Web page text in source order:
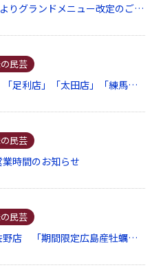
和食『濱町』12/26よりグランドメニュー改定のご案内
民芸
味の民芸「桐生店」「足利店」「太田店」「練馬平和台店」休業日のご案内
民芸
時間のお知らせ
民芸
ジンジン新宿店・佐野店 「期間限定広島産牡蠣メニュー」販売開始